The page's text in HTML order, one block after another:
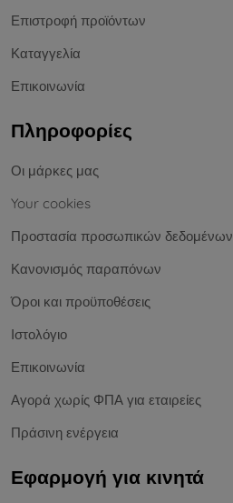
Επιστροφή προϊόντων
Καταγγελία
Επικοινωνία
Πληροφορίες
Οι μάρκες μας
Your cookies
Προστασία προσωπικών δεδομένων
Κανονισμός παραπόνων
Όροι και προϋποθέσεις
Ιστολόγιο
Επικοινωνία
Αγορά χωρίς ΦΠΑ για εταιρείες
Πράσινη ενέργεια
Εφαρμογή για κινητά